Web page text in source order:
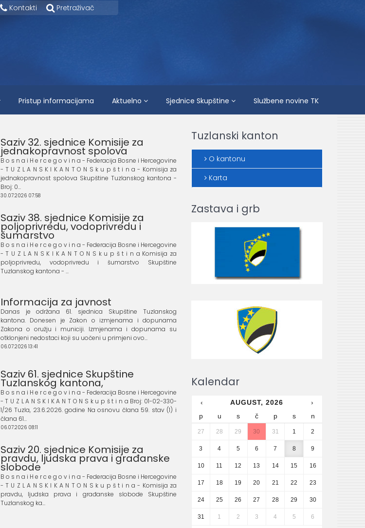
Kontakti Pretraživač
Pristup informacijama Aktuelno Sjednice Skupštine Službene novine TK
Saziv 32. sjednice Komisije za
jednakopravnost spolova
B o s n a i H e r c e g o v i n a - Federacija Bosne i Hercegovine
- T U Z L A N S K I K A N T O N S k u p š t i n a - Komisija za
jednakopravnost spolova Skupštine Tuzlanskog kantona -
Broj: 0...
30.07.2026 07:58
Saziv 38. sjednice Komisije za
poljoprivredu, vodoprivredu i
šumarstvo
B o s n a i H e r c e g o v i n a - Federacija Bosne i Hercegovine
- T U Z L A N S K I K A N T O N S k u p š t i n a Komisija za
poljoprivredu, vodoprivredu i šumarstvo Skupštine
Tuzlanskog kantona - ...
Informacija za javnost
Danas je održana 61. sjednica Skupštine Tuzlanskog
kantona. Donesen je Zakon o izmjenama i dopunama
Zakona o oružju i municiji. Izmjenama i dopunama su
otklonjeni nedostaci koji su uočeni u primjeni ovo...
06.07.2026 13:41
Saziv 61. sjednice Skupštine
Tuzlanskog kantona,
B o s n a i H e r c e g o v i n a - Federacija Bosne i Hercegovine
- T U Z L A N S K I K A N T O N S k u p š t i n a Broj: 01-02-330-
1/26 Tuzla, 23.6.2026. godine Na osnovu člana 59. stav (1) i
člana 61...
06.07.2026 08:11
Saziv 20. sjednice Komisije za
pravdu, ljudska prava i građanske
slobode
B o s n a i H e r c e g o v i n a - Federacija Bosne i Hercegovine
- T U Z L A N S K I K A N T O N S k u p š t i n a - Komisija za
pravdu, ljudska prava i građanske slobode Skupštine
Tuzlanskog ka...
Tuzlanski kanton
O kantonu
Karta
Zastava i grb
Kalendar
‹ AUGUST, 2026
›
p
u s č p s n
27 28 29 30 31 1 2
3 4 5 6 7 8 9
10 11 12 13 14 15 16
17 18 19 20 21 22 23
24 25 26 27 28 29 30
31 1 2 3 4 5 6